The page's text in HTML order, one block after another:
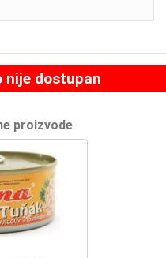
nije dostupan
proizvode